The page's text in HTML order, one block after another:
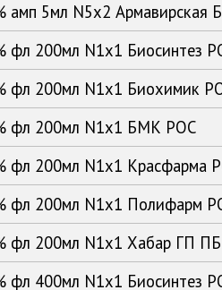
амп 5мл N5x2 Армавирская
фл 200мл N1x1 Биосинтез
фл 200мл N1x1 Биохимик
фл 200мл N1x1 БМК РОС
фл 200мл N1x1 Красфарма
фл 200мл N1x1 Полифарм
фл 200мл N1x1 Хабар ГП
фл 400мл N1x1 Биосинтез